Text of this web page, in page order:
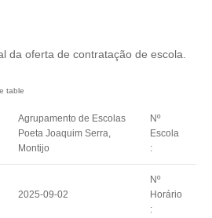
da oferta de contratação de escola.
Agrupamento de Escolas
Poeta Joaquim Serra,
Montijo
Nº
Escola
:
2025-09-02
Nº
Horário
: